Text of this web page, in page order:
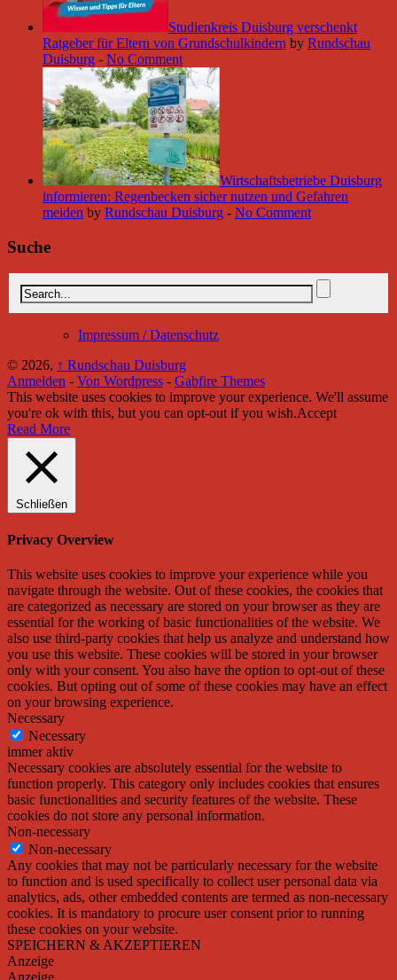
Studienkreis Duisburg verschenkt
Ratgeber für Eltern von Grundschulkindern by Rundschau
Duisburg - No Comment
Wirtschaftsbetriebe Duisburg
informieren: Regenbecken sicher nutzen und Gefahren
meiden by Rundschau Duisburg - No Comment
Suche
Impressum / Datenschutz
© 2026, ↑ Rundschau Duisburg
Anmelden - Von Wordpress - Gabfire Themes
This website uses cookies to improve your experience. We'll assume
you're ok with this, but you can opt-out if you wish.Accept
Read More
Schließen
Privacy Overview
This website uses cookies to improve your experience while you
navigate through the website. Out of these cookies, the cookies that
are categorized as necessary are stored on your browser as they are
essential for the working of basic functionalities of the website. We
also use third-party cookies that help us analyze and understand how
you use this website. These cookies will be stored in your browser
only with your consent. You also have the option to opt-out of these
cookies. But opting out of some of these cookies may have an effect
on your browsing experience.
Necessary
Necessary
immer aktiv
Necessary cookies are absolutely essential for the website to
function properly. This category only includes cookies that ensures
basic functionalities and security features of the website. These
cookies do not store any personal information.
Non-necessary
Non-necessary
Any cookies that may not be particularly necessary for the website
to function and is used specifically to collect user personal data via
analytics, ads, other embedded contents are termed as non-necessary
cookies. It is mandatory to procure user consent prior to running
these cookies on your website.
SPEICHERN & AKZEPTIEREN
Anzeige